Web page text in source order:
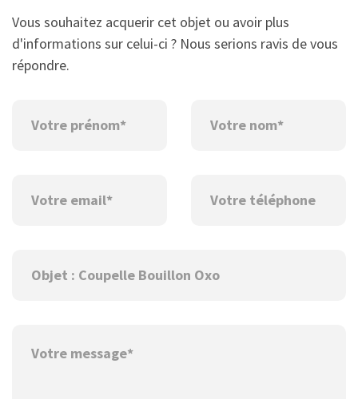
Vous souhaitez acquerir cet objet ou avoir plus
d'informations sur celui-ci ? Nous serions ravis de vous
répondre.